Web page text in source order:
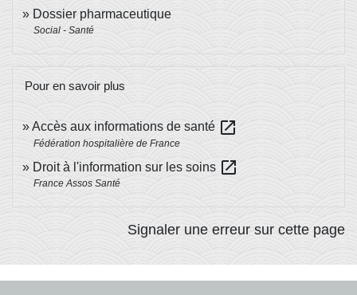
Dossier pharmaceutique
Social - Santé
Pour en savoir plus
Accès aux informations de santé open_in_new
Fédération hospitalière de France
Droit à l'information sur les soins open_in_new
France Assos Santé
Signaler une erreur sur cette page